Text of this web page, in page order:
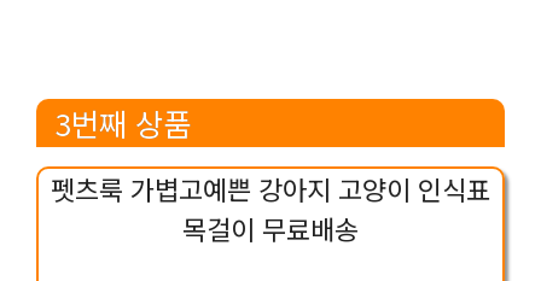
3번째 상품
펫츠룩 가볍고예쁜 강아지 고양이 인식표
목걸이 무료배송